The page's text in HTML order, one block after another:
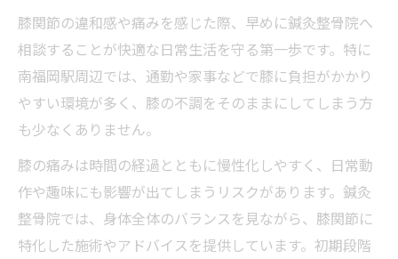
膝関節の違和感や痛みを感じた際、早めに鍼灸整骨院へ
相談することが快適な日常生活を守る第一歩です。特に
南福岡駅周辺では、通勤や家事などで膝に負担がかかり
やすい環境が多く、膝の不調をそのままにしてしまう方
も少なくありません。
膝の痛みは時間の経過とともに慢性化しやすく、日常動
作や趣味にも影響が出てしまうリスクがあります。鍼灸
整骨院では、身体全体のバランスを見ながら、膝関節に
特化した施術やアドバイスを提供しています。初期段階